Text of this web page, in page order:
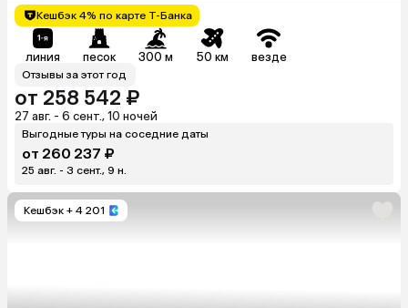
Кешбэк 4% по карте Т-Банка
линия песок 300 м 50 км везде
Отзывы за этот год
от 258 542 ₽
27 авг. - 6 сент., 10 ночей
Выгодные туры на соседние даты
от 260 237 ₽
25 авг. - 3 сент., 9 н.
Кешбэк + 4 201